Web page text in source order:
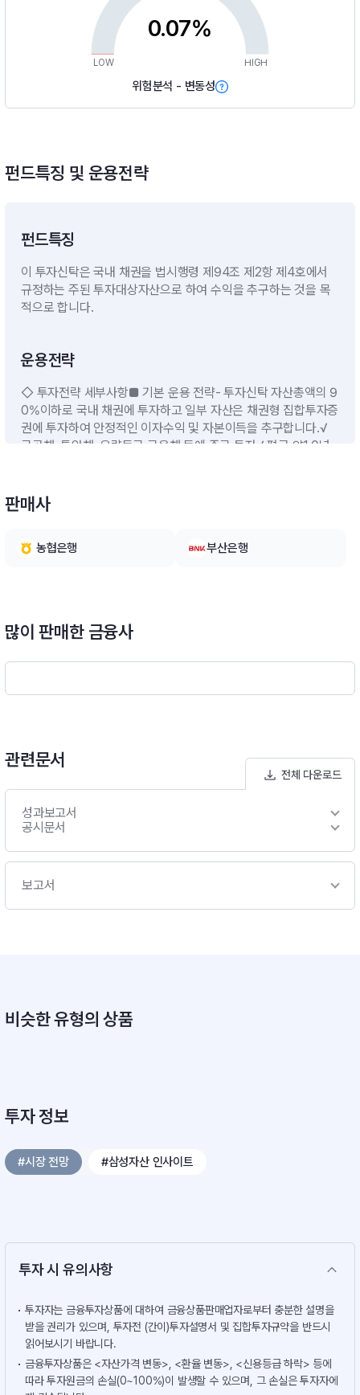
0.07%
LOW HIGH
위험분석 - 변동성
펀드특징 및 운용전략
펀드특징
이 투자신탁은 국내 채권을 법시행령 제94조 제2항 제4호에서
규정하는 주된 투자대상자산으로 하여 수익을 추구하는 것을 목
적으로 합니다.
운용전략
◇ 투자전략 세부사항■ 기본 운용 전략- 투자신탁 자산총액의 9
0%이하로 국내 채권에 투자하고 일부 자산은 채권형 집합투자증
권에 투자하여 안정적인 이자수익 및 자본이득을 추구합니다.√
국공채, 통안채, 우량등급 금융채 등에 주로 투자√ 평균 약1.0년
상품 투자전략 (Tilted Bull Spread 전략)- 주식시장의 변동성을
활용하여 주가지수 하락시 손실은 한정되고 주가지수 상승시 추
복적으로 투자하여 추가적인 수익을 추구합니다.√ 매월별 파생상
승시에 효과적인 수익을 얻기 위해 콜옵션 매수/콜옵션 매도 행사
가격 차이 및 콜옵션 매수/콜옵션 매도 포지션 간의 비율을 조절
하고, 콜옵션의 프리미엄을 계산하여 월별 포지션 매매에 관해 결
판매사
농협은행 부산은행
많이 판매한 금융사
관련문서
전체 다운로드
성과보고서
공시문서
보고서
비슷한 유형의 상품
투자 정보
#시장 전망 #삼성자산 인사이트
투자 시 유의사항
투자자는 금융투자상품에 대하여 금융상품판매업자로부터 충분한 설명을
받을 권리가 있으며, 투자전 (간이)투자설명서 및 집합투자규약을 반드시
읽어보시기 바랍니다.
금융투자상품은 <자산가격 변동>, <환율 변동>, <신용등급 하락> 등에
따라 투자원금의 손실(0~100%)이 발생할 수 있으며, 그 손실은 투자자에